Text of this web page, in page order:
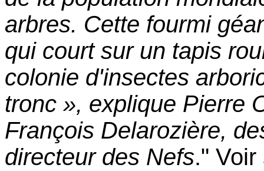
arbres. Cette fourmi
qui court sur un tapis
colonie d'insectes
tronc », explique Pierre
François Delarozière,
directeur des Nefs."